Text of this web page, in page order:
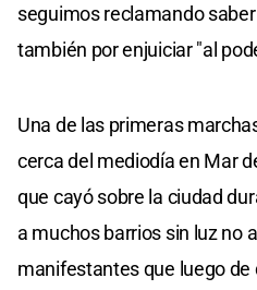
seguimos reclamando
también por enjuiciar "al
Una de las primeras
cerca del mediodía en Mar
que cayó sobre la ciudad
a muchos barrios sin luz no
manifestantes que luego